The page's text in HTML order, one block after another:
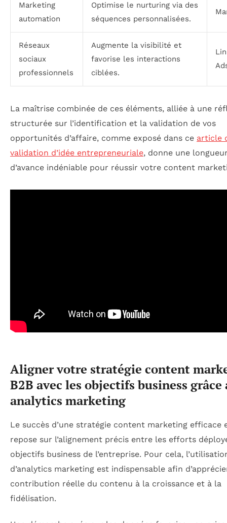
Marketing
automation
Optimise le nurturing via des
séquences personnalisées.
Réseaux
sociaux
professionnels
Augmente la visibilité et
favorise les interactions
ciblées.
La maîtrise combinée de ces éléments, alliée à une
structurée sur l’identification et la validation de vos
opportunités d’affaire, comme exposé dans ce article
validation d’idée entrepreneuriale, donne une
d’avance indéniable pour réussir votre content
Aligner votre stratégie content
B2B avec les objectifs business grâce
analytics marketing
Le succès d’une stratégie content marketing efficace
repose sur l’alignement précis entre les efforts
objectifs business de l’entreprise. Pour cela,
d’analytics marketing est indispensable afin
contribution réelle du contenu à la croissance et à la
fidélisation.